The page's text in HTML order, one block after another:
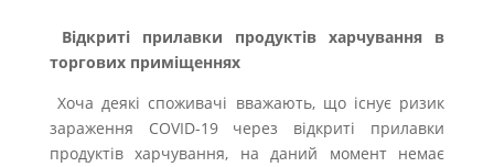
Відкриті прилавки продуктів харчування в
торгових приміщеннях
Хоча деякі споживачі вважають, що існує ризик
зараження COVID-19 через відкриті прилавки
продуктів харчування, на даний момент немає